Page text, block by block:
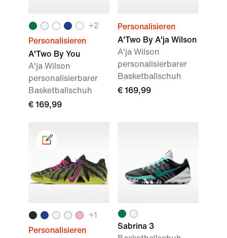
+2
Personalisieren
A'Two By You
A'ja Wilson
personalisierbarer
Basketballschuh
€ 169,99
Personalisieren
A'Two By A'ja Wilson
A'ja Wilson
personalisierbarer
Basketballschuh
€ 169,99
+1
Personalisieren
Sabrina 3